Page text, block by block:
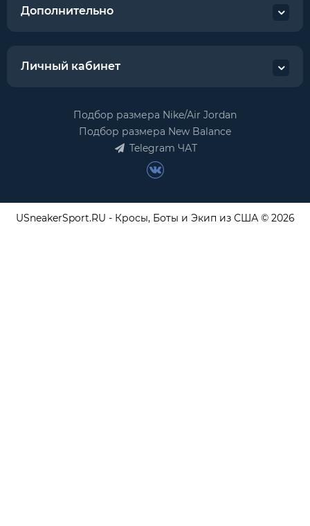
Дополнительно
Личный кабинет
Подбор размера Nike/Air Jordan
Подбор размера New Balance
Telegram ЧАТ
USneakerSport.RU - Кросы, Боты и Экип из США © 2026